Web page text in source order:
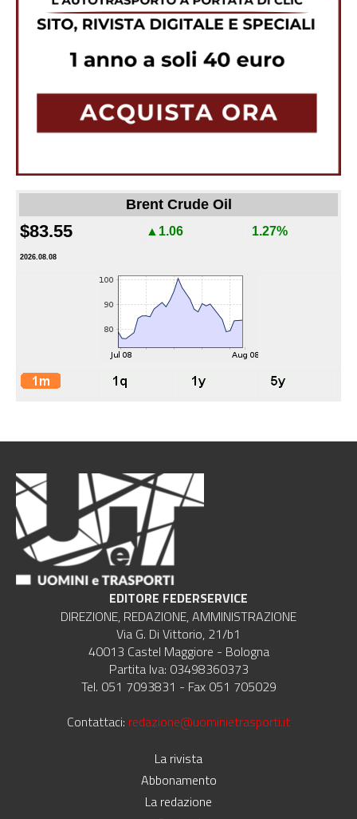
Brent Crude Oil
$83.55 ▲1.06 1.27%
2026.08.08
EDITORE FEDERSERVICE
DIREZIONE, REDAZIONE, AMMINISTRAZIONE
Via G. Di Vittorio, 21/b1
40013 Castel Maggiore - Bologna
Partita Iva: 03498360373
Tel. 051 7093831 - Fax 051 705029
Contattaci: redazione@uominietrasporti.it
La rivista
Abbonamento
La redazione